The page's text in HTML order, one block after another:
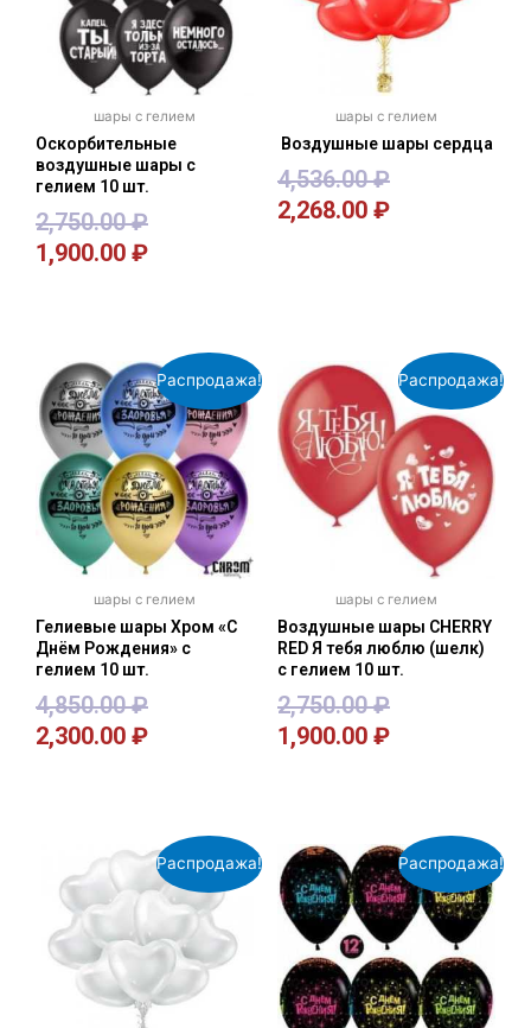
шары с гелием
Оскорбительные
воздушные шары с
гелием 10 шт.
2,750.00₽
1,900.00 ₽
шары с гелием
Воздушные шары сердца
4,536.00₽
2,268.00 ₽
Распродажа!
шары с гелием
Гелиевые шары Хром «С
Днём Рождения» с
гелием 10 шт.
4,850.00₽
2,300.00 ₽
Распродажа!
шары с гелием
Воздушные шары CHERRY
RED Я тебя люблю (шелк)
с гелием 10 шт.
2,750.00₽
1,900.00 ₽
Распродажа! Распродажа!